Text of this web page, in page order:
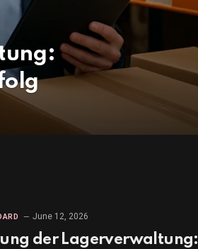
June 12, 2026
der Lagerverwaltung: